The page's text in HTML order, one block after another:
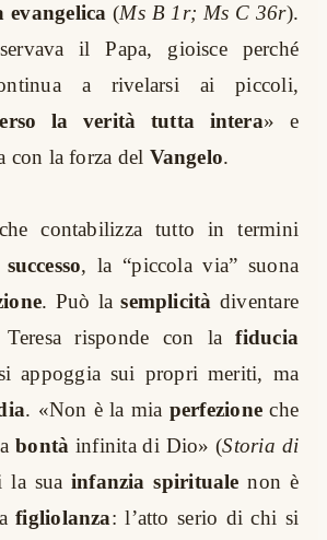
evangelica (Ms B 1r; Ms C 36r).
il Papa, gioisce perché
a rivelarsi ai piccoli,
la verità tutta intera» e
con la forza del Vangelo.
contabilizza tutto in termini
successo, la “piccola via” suona
. Può la semplicità diventare
risponde con la
fiducia
appoggia sui propri meriti, ma
. «Non è la mia perfezione che
bontà infinita di Dio» (Storia di
la sua infanzia spirituale non è
figliolanza: l’atto serio di chi si